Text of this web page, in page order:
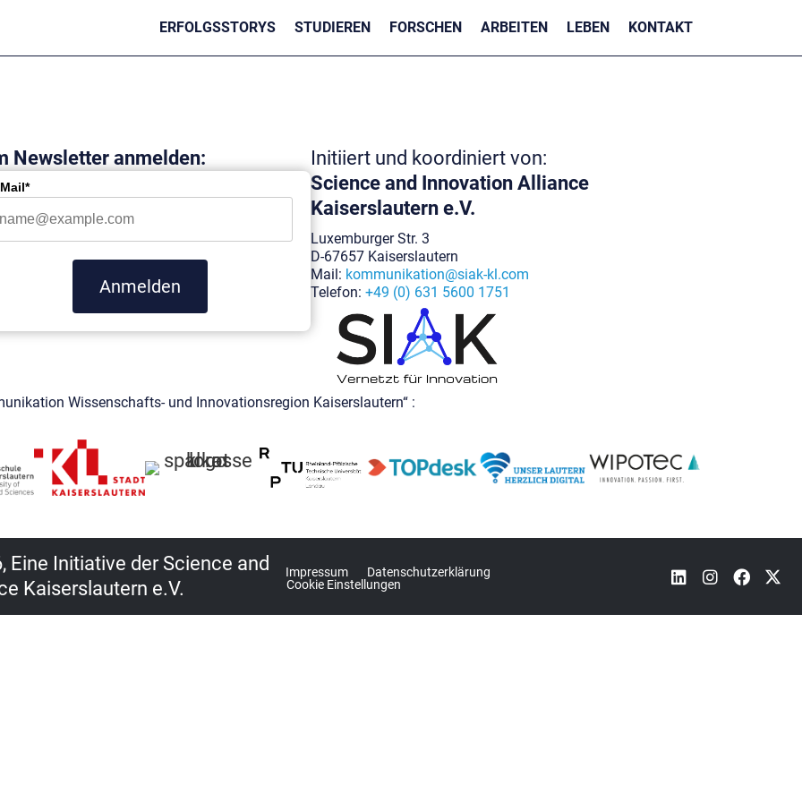
ERFOLGSSTORYS STUDIEREN FORSCHEN ARBEITEN LEBEN KONTAKT
Newsletter anmelden:
Anmelden
Initiiert und koordiniert von:
Science and Innovation Alliance
Kaiserslautern e.V.
Luxemburger Str. 3
D-67657 Kaiserslautern
Mail: kommunikation@siak-kl.com
Telefon:+49 (0) 631 5600 1751
Wissenschafts- und Innovationsregion Kaiserslautern“ :
Eine Initiative der Science and
Kaiserslautern e.V.
Impressum
Datenschutzerklärung
Cookie Einstellungen